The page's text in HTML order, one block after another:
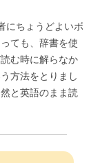
にちょうどよいボ
ても、辞書を使
む時に解らなか
方法をとりまし
と英語のまま読